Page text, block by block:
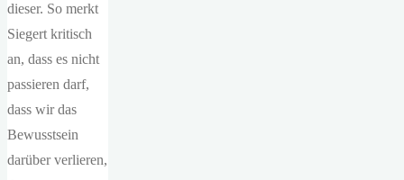
dieser. So merkt
Siegert kritisch
an, dass es nicht
passieren darf,
dass wir das
Bewusstsein
darüber verlieren,